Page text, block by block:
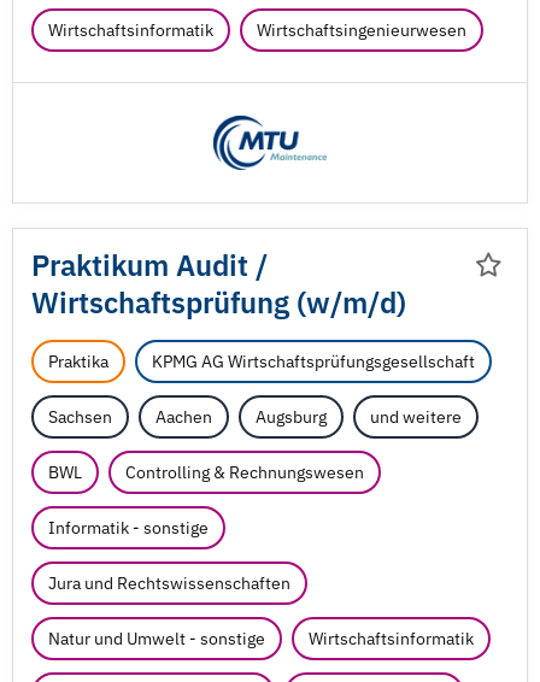
Wirtschaftsinformatik Wirtschaftsingenieurwesen
Praktikum Audit /
Wirtschaftsprüfung (w/m/d)
Praktika KPMG AG Wirtschaftsprüfungsgesellschaft
Sachsen Aachen Augsburg und weitere
BWL Controlling & Rechnungswesen
Informatik - sonstige
Jura und Rechtswissenschaften
Natur und Umwelt - sonstige Wirtschaftsinformatik